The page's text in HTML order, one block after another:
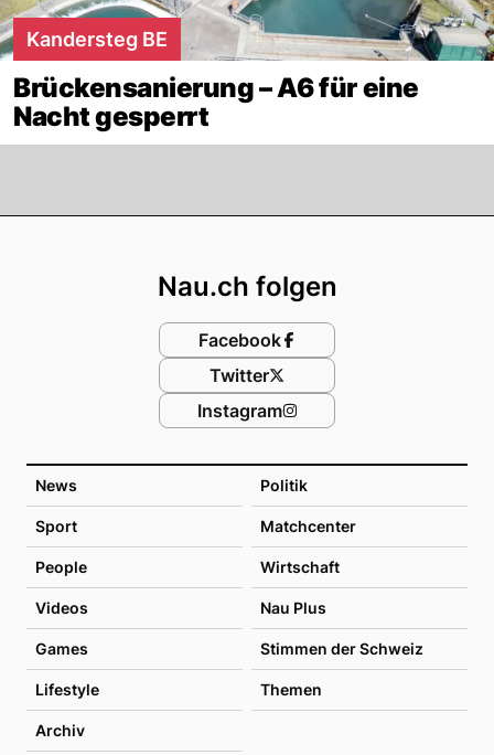
Kandersteg BE
Brückensanierung – A6 für eine
Nacht gesperrt
News Politik
Sport Matchcenter
People Wirtschaft
Videos Nau Plus
Games Stimmen der Schweiz
Lifestyle Themen
Archiv
Nau.ch folgen
Facebook
Twitter
Instagram